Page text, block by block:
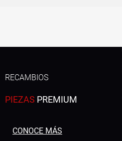
RECAMBIOS
PIEZAS PREMIUM
CONOCE MÁS